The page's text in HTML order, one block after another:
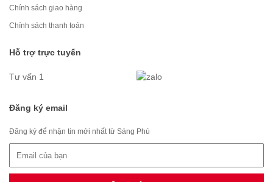
Chính sách giao hàng
Chính sách thanh toán
Hỗ trợ trực tuyến
Tư vấn 1
Đăng ký email
Đăng ký để nhận tin mới nhất từ Sáng Phú